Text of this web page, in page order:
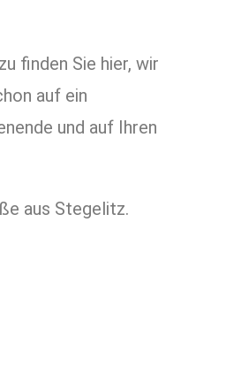
finden Sie hier, wir
auf ein
und auf Ihren
aus Stegelitz.